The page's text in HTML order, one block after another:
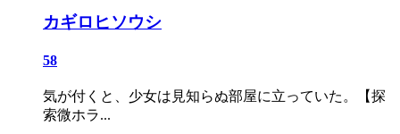
カギロヒソウシ
58
気が付くと、少女は見知らぬ部屋に立っていた。【探
索微ホラ...